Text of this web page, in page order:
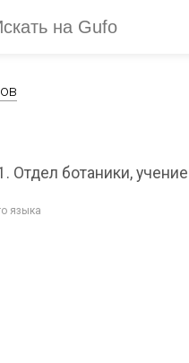
Отдел ботаники,
языка